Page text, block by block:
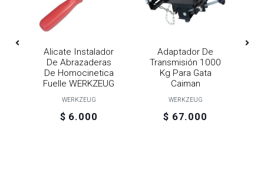
Alicate Instalador
De Abrazaderas
De Homocinetica
Fuelle WERKZEUG
WERKZEUG
$ 6.000
Adaptador De
Transmisión 1000
Kg Para Gata
Caiman
WERKZEUG
$ 67.000